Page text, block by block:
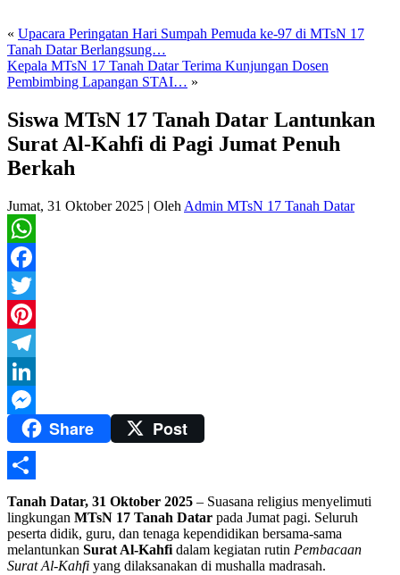
« Upacara Peringatan Hari Sumpah Pemuda ke-97 di MTsN 17
Tanah Datar Berlangsung…
Kepala MTsN 17 Tanah Datar Terima Kunjungan Dosen
Pembimbing Lapangan STAI… »
Siswa MTsN 17 Tanah Datar Lantunkan
Surat Al-Kahfi di Pagi Jumat Penuh
Berkah
Jumat, 31 Oktober 2025 | Oleh Admin MTsN 17 Tanah Datar
WhatsApp
Facebook
Twitter
Pinterest
Telegram
LinkedIn
MessengerShare Post
Share
Tanah Datar, 31 Oktober 2025 – Suasana religius menyelimuti
lingkungan MTsN 17 Tanah Datar pada Jumat pagi. Seluruh
peserta didik, guru, dan tenaga kependidikan bersama-sama
melantunkan Surat Al-Kahfi dalam kegiatan rutin Pembacaan
Surat Al-Kahfi yang dilaksanakan di mushalla madrasah.